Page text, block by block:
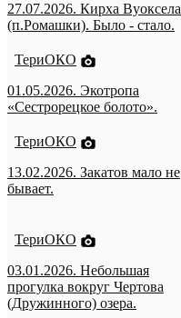
27.07.2026. Кирха Вуоксела
(п.Ромашки). Было - стало.
ТериОКО
01.05.2026. Экотропа
«Сестрорецкое болото».
ТериОКО
13.02.2026. Закатов мало не
бывает.
ТериОКО
03.01.2026. Небольшая
прогулка вокруг Чертова
(Дружинного) озера.